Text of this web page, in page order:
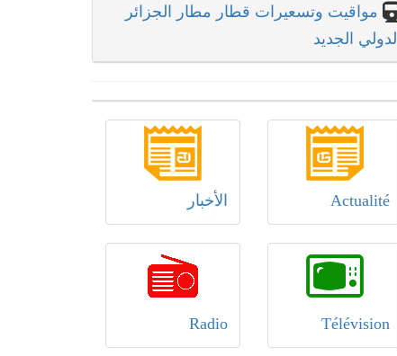
مواقيت وتسعيرات قطار مطار الجزائر
الدولي الجديد
Actualité الأخبار
Télévision
Radio